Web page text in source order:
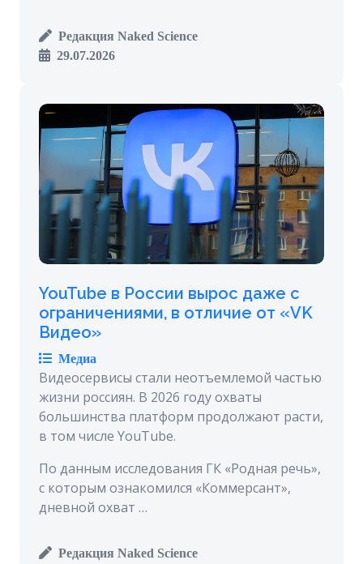
Редакция Naked Science
29.07.2026
YouTube в России вырос даже с
ограничениями, в отличие от «VK
Видео»
Медиа
Видеосервисы стали неотъемлемой частью
жизни россиян. В 2026 году охваты
большинства платформ продолжают расти,
в том числе YouTube.
По данным исследования ГК «Родная речь»,
с которым ознакомился «Коммерсант»,
дневной охват …
Редакция Naked Science